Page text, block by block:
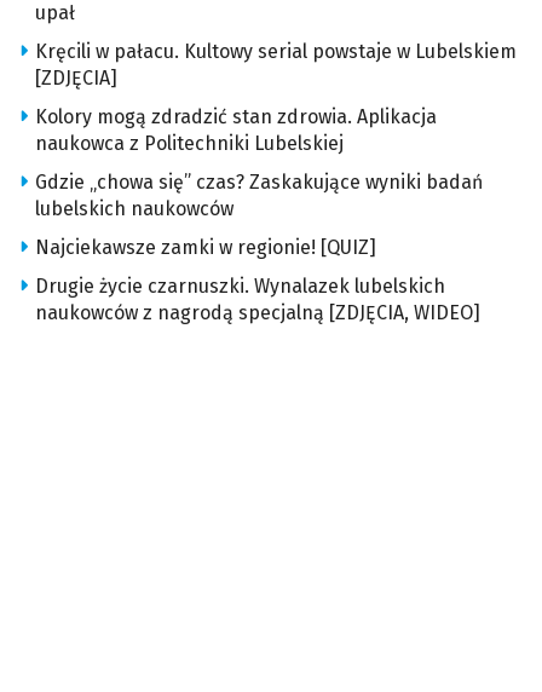
upał
Kręcili w pałacu. Kultowy serial powstaje w Lubelskiem
[ZDJĘCIA]
Kolory mogą zdradzić stan zdrowia. Aplikacja
naukowca z Politechniki Lubelskiej
Gdzie „chowa się” czas? Zaskakujące wyniki badań
lubelskich naukowców
Najciekawsze zamki w regionie! [QUIZ]
Drugie życie czarnuszki. Wynalazek lubelskich
naukowców z nagrodą specjalną [ZDJĘCIA, WIDEO]